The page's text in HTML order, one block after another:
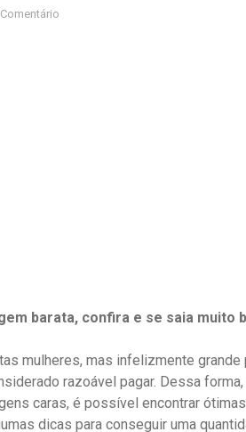
barata, confira e se saia muito
mulheres, mas infelizmente
razoável pagar. Dessa
caras, é possível encontrar
dicas para conseguir uma